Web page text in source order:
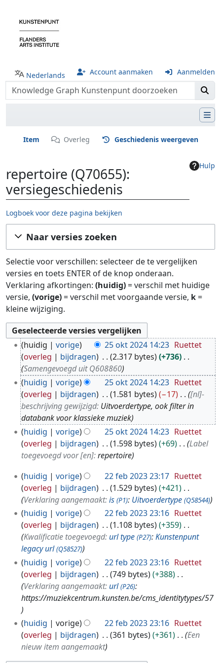
Nederlands Account aanmaken Aanmelden
Item Overleg Geschiedenis weergeven
Hulp
repertoire (Q70655):
versiegeschiedenis
Logboek voor deze pagina bekijken
Ga naar:navigatie,zoeken
Naar versies zoeken
Selectie voor verschillen: selecteer de te vergelijken
versies en toets ENTER of de knop onderaan.
Verklaring afkortingen: (huidig)= verschil met huidige
versie, (vorige)= verschil met voorgaande versie, k=
kleine wijziging.
huidig vorige 25 okt 2024 14:23 Ruettet
overleg
bijdragen 2.317 bytes
+736
Samengevoegd uit Q608860
huidig
vorige 25 okt 2024 14:23 Ruettet
overleg
bijdragen 1.581 bytes −17
[nl]-
beschrijving gewijzigd: Uitvoerdertype, ook filter in
databank voor klassieke muziek
huidig
vorige 25 okt 2024 14:23 Ruettet
overleg
bijdragen 1.598 bytes +69
Label
toegevoegd voor [en]:repertoire
huidig vorige 22 feb 2023 23:17 Ruettet
overleg
bijdragen 1.529 bytes
+421
Verklaring aangemaakt:is (P1): Uitvoerdertype (Q58544)
huidig vorige 22 feb 2023 23:16 Ruettet
overleg
bijdragen 1.108 bytes
+359
Kwalificatie toegevoegd: url type (P27):Kunstenpunt
legacy url (Q58527)
huidig vorige 22 feb 2023 23:16 Ruettet
overleg
bijdragen 749 bytes
+388
Verklaring aangemaakt: url (P26):
https://muziekcentrum.kunsten.be/cms_identitytypes/57
huidig vorige 22 feb 2023 23:16 Ruettet
overleg
bijdragen 361 bytes +361
Een
nieuw item aangemaakt